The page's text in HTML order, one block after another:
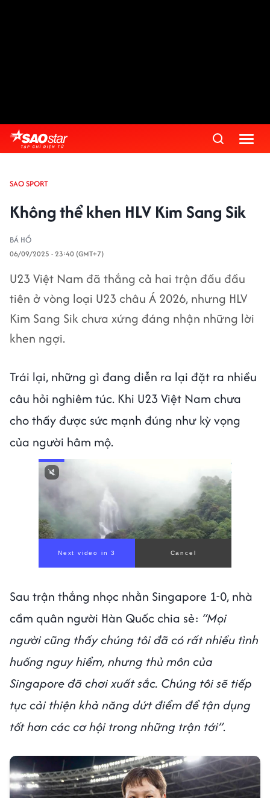
SAO SPORT
Không thể khen HLV Kim Sang Sik
BÁ HỔ
06/09/2025 - 23:40 (GMT+7)
U23 Việt Nam đã thắng cả hai trận đấu đầu
tiên ở vòng loại U23 châu Á 2026, nhưng HLV
Kim Sang Sik chưa xứng đáng nhận những lời
khen ngợi.
Trái lại, những gì đang diễn ra lại đặt ra nhiều
câu hỏi nghiêm túc. Khi U23 Việt Nam chưa
cho thấy được sức mạnh đúng như kỳ vọng
của người hâm mộ.
Next video in 1 Cancel
Sau trận thắng nhọc nhằn Singapore 1-0, nhà
cầm quân người Hàn Quốc chia sẻ: “Mọi
người cũng thấy chúng tôi đã có rất nhiều tình
huống nguy hiểm, nhưng thủ môn của
Singapore đã chơi xuất sắc. Chúng tôi sẽ tiếp
tục cải thiện khả năng dứt điểm để tận dụng
tốt hơn các cơ hội trong những trận tới”.